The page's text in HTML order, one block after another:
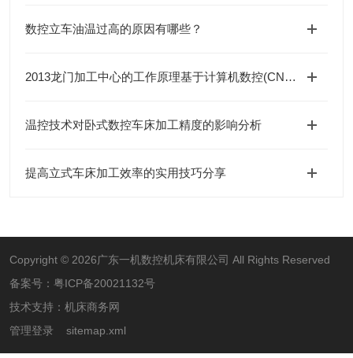
数控立车油温过高的原因有哪些？
2013龙门加工中心的工作原理基于计算机数控(CNC)技术
温控技术对卧式数控车床加工精度的影响分析
提高立式车床加工效率的实用技巧分享
Copyright © 2026广东一机数控机床有限公司 All Rights Reserved
备案号： 粤ICP备20021132号
技术支持： 机床商务网
管理登录
sitemap.xml